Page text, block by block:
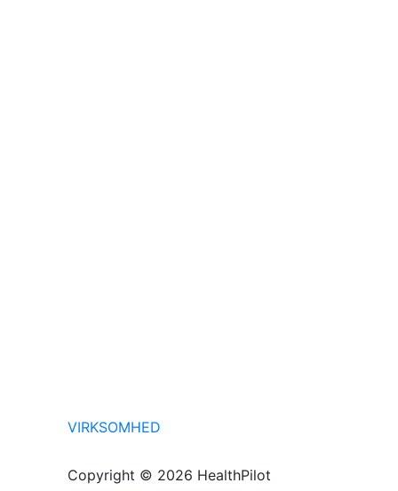
VIRKSOMHED
Copyright © 2026 HealthPilot